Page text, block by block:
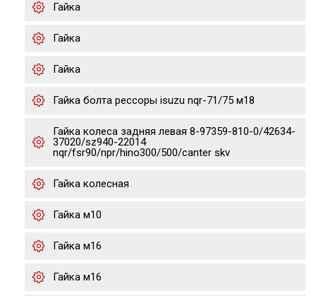
Гайка
Гайка
Гайка
Гайка болта рессоры isuzu nqr-71/75 м18
Гайка колеса задняя левая 8-97359-810-0/42634-
37020/sz940-22014
nqr/fsr90/npr/hino300/500/canter skv
Гайка колесная
Гайка м10
Гайка м16
Гайка м16